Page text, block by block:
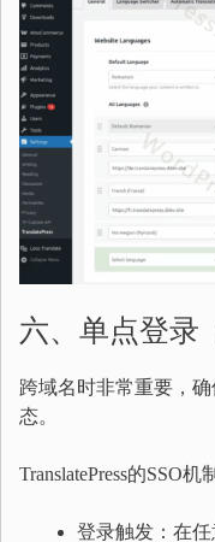
六、单点登录
跨域名时非常重要，
态。
TranslatePress的SSO机
登录触发：在